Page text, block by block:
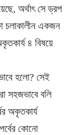
অর্থাৎ সে ড্রপ
চলাকালীন একজন
৪ বিষয়ে
হলো? সেই
সহজভাবে বলি
অকৃতকার্য
কোনো